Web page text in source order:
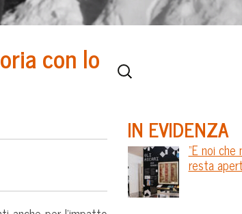
con lo
IN EVIDENZA
“E noi che
resta